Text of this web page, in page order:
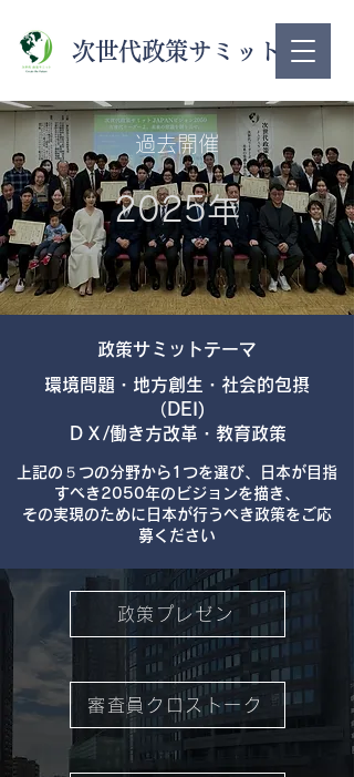
次世代政策サミット
​過去開催
​2025年
​政策サミットテーマ
​環境問題・地方創生・社会的包摂
（DEI)
ＤＸ/働き方改革・教育政策
​上記の５つの分野から1つを選び、日本が目指
すべき2050年のビジョンを描き、
その実現のために日本が行うべき政策をご応
募ください
政策プレゼン
審査員クロストーク